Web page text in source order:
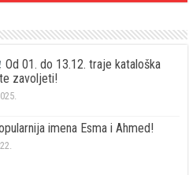
Od 01. do 13.12. traje kataloška
zavoljeti!
imena Esma i Ahmed!